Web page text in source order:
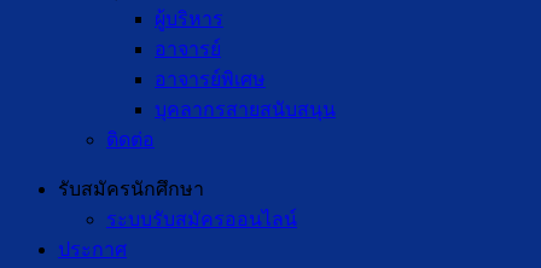
ผู้บริหาร
อาจารย์
อาจารย์พิเศษ
บุคลากรสายสนับสนุน
ติดต่อ
รับสมัครนักศึกษา
ระบบรับสมัครออนไลน์
ประกาศ